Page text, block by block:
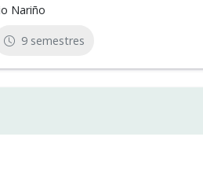
Nariño
9 semestres